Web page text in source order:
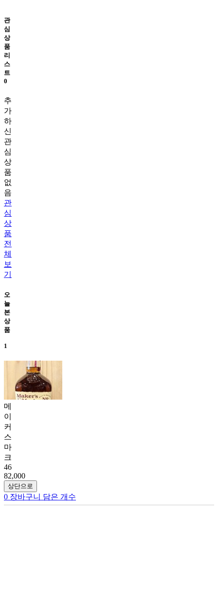
관
심
상
품
리
스
트
0
추
가
하
신
관
심
상
품
없
음
관
심
상
품
전
체
보
기
오
늘
본
상
품
1
메
이
커
스
마
크
46
82,000
상단으로
0 장바구니 담은 개수